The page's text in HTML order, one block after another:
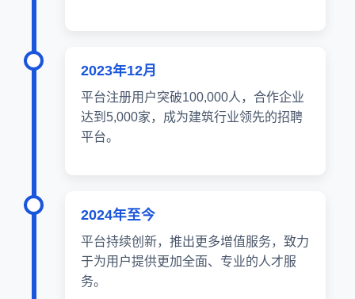
2023年12月
平台注册用户突破100,000人，合作企业
达到5,000家，成为建筑行业领先的招聘
平台。
2024年至今
平台持续创新，推出更多增值服务，致力
于为用户提供更加全面、专业的人才服
务。